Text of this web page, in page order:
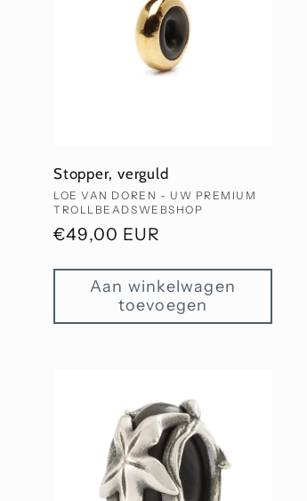
i
e
:
Stopper, verguld
Verkoper:
LOE VAN DOREN - UW PREMIUM
TROLLBEADSWEBSHOP
Normale
€49,00 EUR
Aan winkelwagen
toevoegen